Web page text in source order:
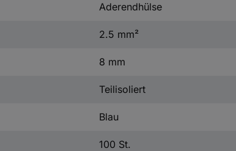
Aderendhülse
2.5 mm²
8 mm
Teilisoliert
Blau
100 St.